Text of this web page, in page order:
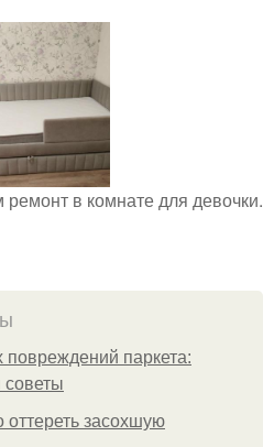
в комнате для девочки.
повреждений паркета:
оттереть засохшую